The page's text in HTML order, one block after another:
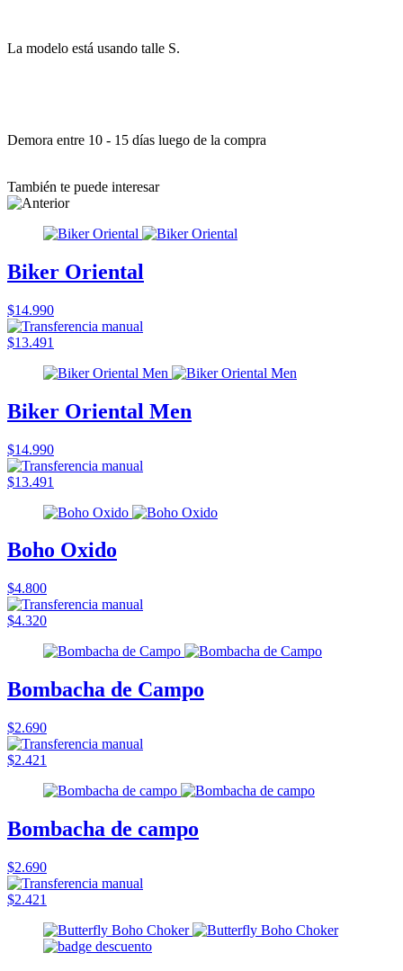
La modelo está usando talle S.
Demora entre 10 - 15 días luego de la compra
También te puede interesar
Biker Oriental
$14.990
$13.491
Biker Oriental Men
$14.990
$13.491
Boho Oxido
$4.800
$4.320
Bombacha de Campo
$2.690
$2.421
Bombacha de campo
$2.690
$2.421